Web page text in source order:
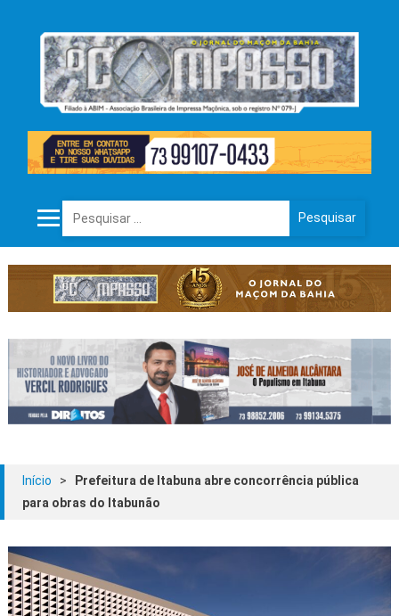
Pesquisar por:
Início >
Prefeitura de Itabuna abre concorrência pública
para obras do Itabunão